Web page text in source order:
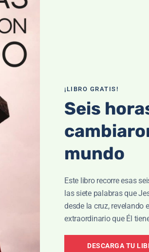
SIGUIENTE
Haz avanzar el
Nov 21, 2025
¡LIBRO GRATIS!
Seis
mundo
Este libro recorre esas
las siete palabras que
desde la cruz, revelando
extraordinario que Él
DESCARGA TU